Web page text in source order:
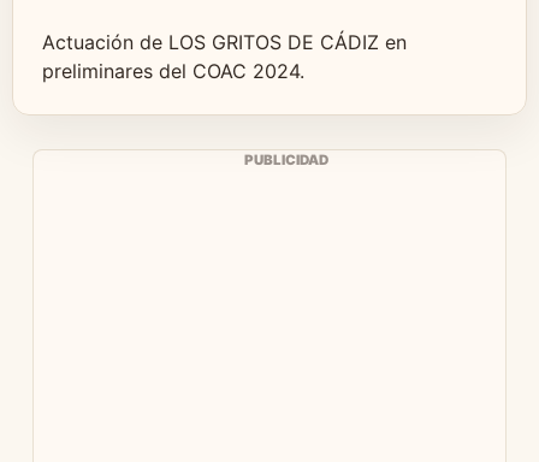
Actuación de LOS GRITOS DE CÁDIZ en
preliminares del COAC 2024.
PUBLICIDAD